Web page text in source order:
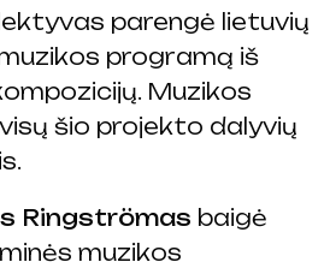
parengė lietuvių
muzikos programą iš
Muzikos
šio projekto dalyvių
Ringströmas baigė
muzikos